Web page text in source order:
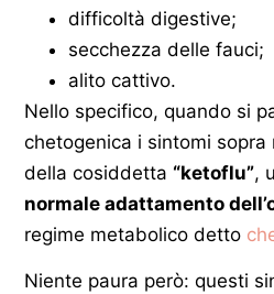
difficoltà digestive;
secchezza delle fauci;
alito cattivo.
Nello specifico, quando si
chetogenica i sintomi
della cosiddetta “ketoflu”,
normale adattamento
regime metabolico detto
Niente paura però: questi